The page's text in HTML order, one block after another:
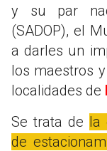
y su par
(SADOP), el
a darles un
los maestros
localidades de
Se trata de la
de